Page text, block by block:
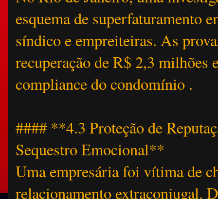
esquema de superfaturamento
síndico e empreiteiras. As
recuperação de R$ 2,3 milhões
compliance do condomínio .
#### **4.3 Proteção de
Sequestro Emocional**
Uma empresária foi vítima de
relacionamento extraconjugal.